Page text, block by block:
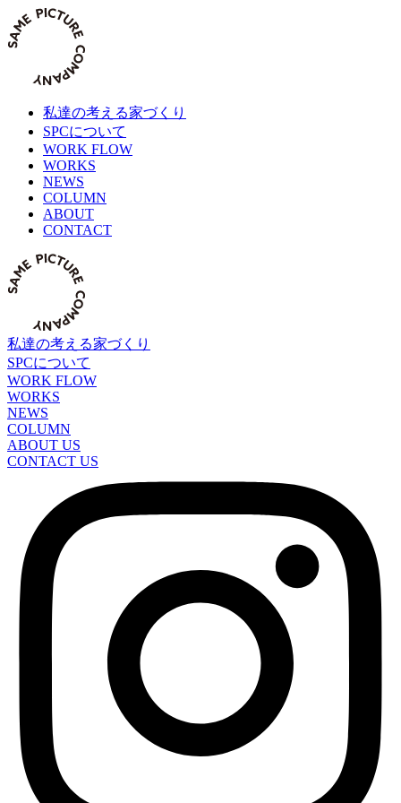
Skip
to
content
私達の考える家づくり
SPCについて
WORK FLOW
WORKS
NEWS
COLUMN
ABOUT
CONTACT
私達の考える家づくり
SPCについて
WORK FLOW
WORKS
NEWS
COLUMN
ABOUT US
CONTACT US